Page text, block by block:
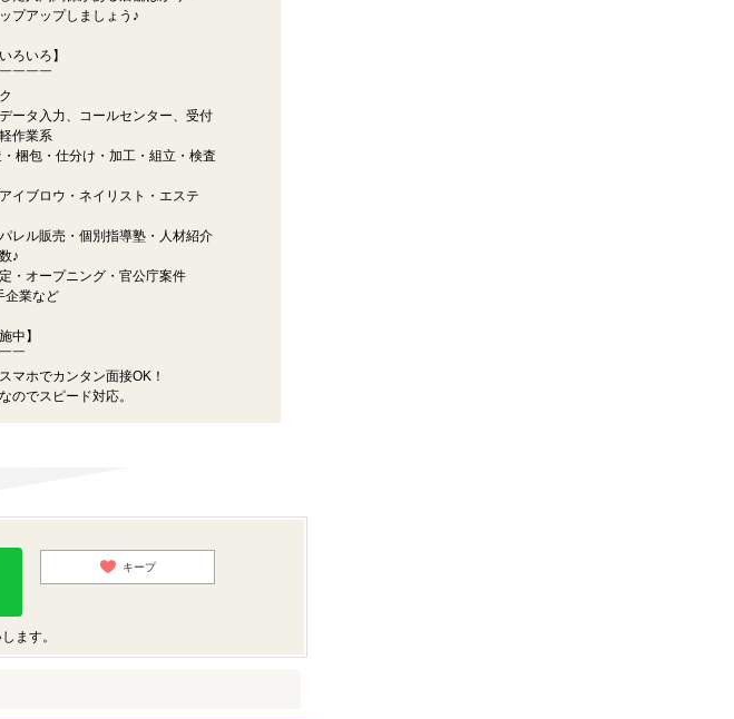
プアップしましょう♪
ろいろ】
￣￣￣
ータ入力、コールセンター、受付
作業系
梱包・仕分け・加工・組立・検査
イブロウ・ネイリスト・エステ
レル販売・個別指導塾・人材紹介
♪
・オープニング・官公庁案件
業など
中】
￣
マホでカンタン面接OK！
のでスピード対応。
キープ
ます。